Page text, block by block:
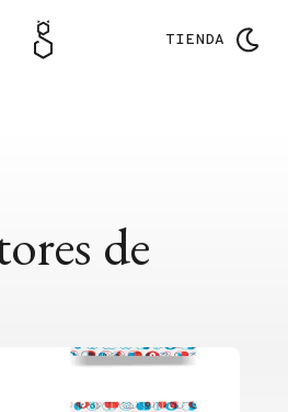
TIENDA
de